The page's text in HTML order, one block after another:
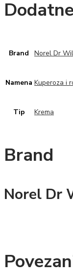
Brand Norel Dr
Namena Kuperoza i
Tip Krema
Brand
Norel Dr